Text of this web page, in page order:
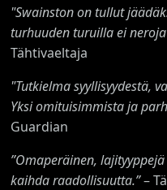
"Swainston on tullut
turhuuden turuilla ei
Tähtivaeltaja
"Tutkielma syyllisyydestä,
Yksi omituisimmista ja
Guardian
”Omaperäinen,
kaihda raadollisuutta.”–